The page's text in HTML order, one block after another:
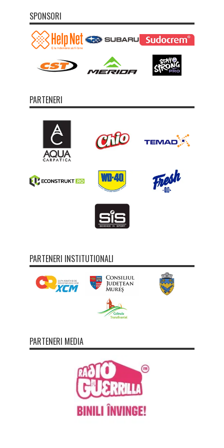
SPONSORI
PARTENERI
PARTENERI INSTITUTIONALI
PARTENERI MEDIA